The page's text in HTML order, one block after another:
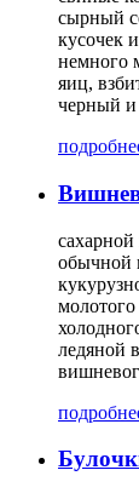
сырный
кусочек
немного
яиц,
черный и
обычной
ледяной